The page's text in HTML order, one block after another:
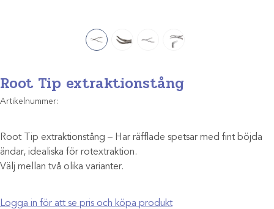
Root Tip extraktionstång
Artikelnummer:
Root Tip extraktionstång – Har räfflade spetsar med fint böjda
ändar, idealiska för rotextraktion.
Välj mellan två olika varianter.
Logga in för att se pris och köpa produkt